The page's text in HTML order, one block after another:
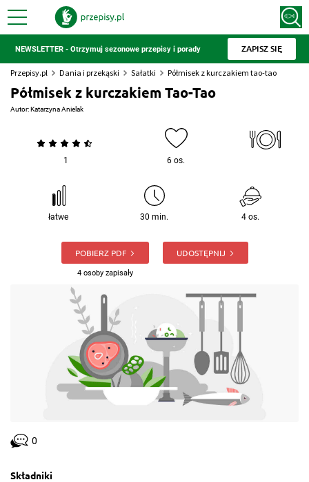
NEWSLETTER - Otrzymuj sezonowe przepisy i porady ZAPISZ SIĘ
Przepisy.pl Dania i przekąski Sałatki Półmisek z kurczakiem tao-tao
Półmisek z kurczakiem Tao-Tao
Autor:Katarzyna Anielak
1 6 os.
łatwe 30 min. 4 os.
POBIERZ PDF
4 osoby zapisały
UDOSTĘPNIJ
0
Składniki